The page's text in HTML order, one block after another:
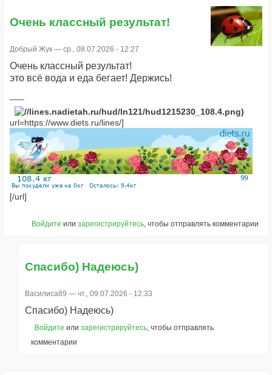
Очень классный результат!
Добрый Жук — ср., 08.07.2026 - 12:27
Очень классный результат!
это всё вода и еда бегает! Держись!
url=https://www.diets.ru/lines/]
[/url]
Войдите или зарегистрируйтесь, чтобы отправлять комментарии
Спасибо) Надеюсь)
Василиса89 — чт., 09.07.2026 - 12:33
Спасибо) Надеюсь)
Войдите или зарегистрируйтесь, чтобы отправлять
комментарии